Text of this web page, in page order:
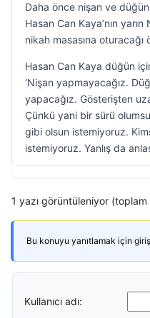
Daha önce nişan ve
Hasan Can Kaya’nın
nikah masasına oturacağı
Hasan Can Kaya düğün
‘Nişan yapmayacağız.
yapacağız. Gösterişten
Çünkü yani bir sürü
gibi olsun istemiyoruz.
istemiyoruz. Yanlış da
1 yazı görüntüleniyor (toplam
Bu konuyu yanıtlamak için giriş
Kullanıcı adı: